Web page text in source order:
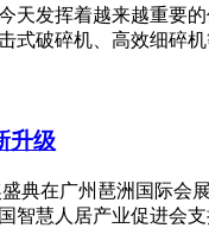
发挥着越来越重要
破碎机、高效细碎
升级
典在广州琶洲国际
慧人居产业促进会